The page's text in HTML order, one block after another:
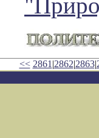
<< 2861 |2862|2863|